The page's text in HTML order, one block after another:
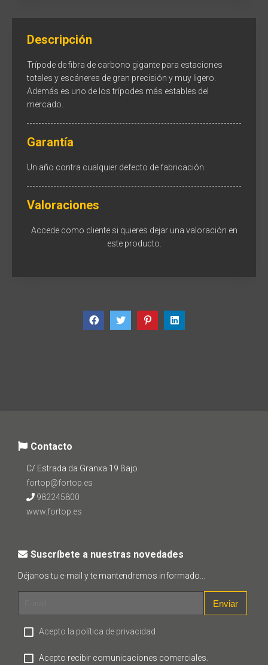
Descripción
Trípode de fibra de carbono gigante para estaciones
totales y escáneres de gran precisión y muy ligero.
Además es uno de los trípodes más estables del
mercado.
Garantía
Un año contra cualquier defecto de fabricación.
Valoraciones
Accede como clientesi quieres dejar una valoración en
este producto.
Contacto
C/ Estrada da Granxa 19 Bajo
fortop@fortop.es
982245800
www.fortop.es
Suscríbete a nuestras novedades
Déjanos tu e-mail y te mantendremos informado...
Enviar
Acepto la política de privacidad
Acepto recibir comunicaciones comerciales.